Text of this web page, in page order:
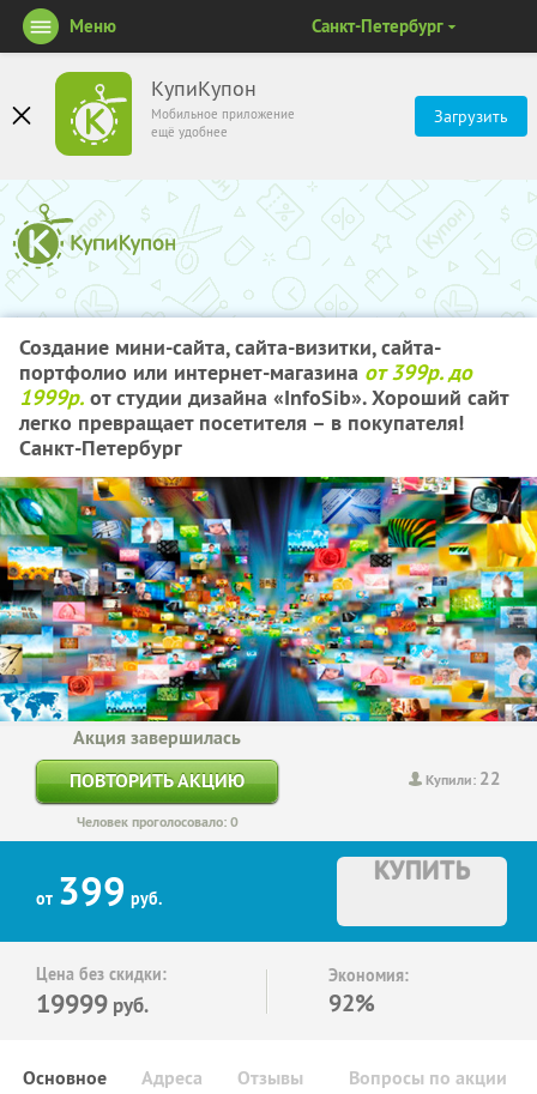
КупиКупон
Мобильное приложение
ещё удобнее
Загрузить
Меню Санкт-Петербург
Создание мини-сайта, сайта-визитки, сайта-
портфолио или интернет-магазина от 399р. до
1999р. от студии дизайна «InfoSib». Хороший сайт
легко превращает посетителя – в покупателя!
Санкт-Петербург
Купили: 22
Акция завершилась
ПОВТОРИТЬ АКЦИЮ
Человек проголосовало: 0
от 399 руб.
КУПИТЬ
Цена без скидки:
19999 руб.
Экономия:
92%
Основное Отзывы Вопросы по акции
Адреса